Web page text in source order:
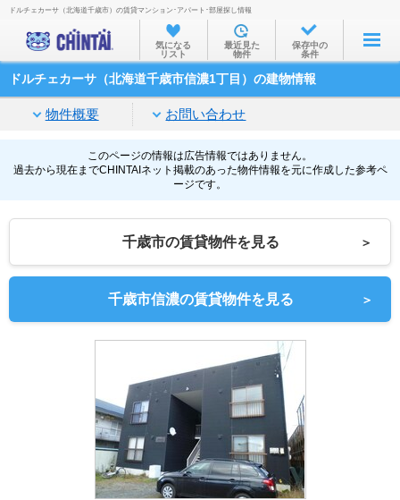
お部屋を探す
沿線・駅から
家賃相場から
通勤通学時間から
物件特集から
不動産会社から
TOP
ドルチェカーサ（北海道千歳市）の賃貸マンション･アパート･部屋探し情報
気になる
リスト
最近見た
物件
保存中の
条件
ドルチェカーサ（北海道千歳市信濃1丁目）の建物情報
物件概要 お問い合わせ
このページの情報は広告情報ではありません。
過去から現在までCHINTAIネット掲載のあった物件情報を元に作成した参考ペ
ージです。
千歳市の賃貸物件を見る ＞
千歳市信濃の賃貸物件を見る ＞